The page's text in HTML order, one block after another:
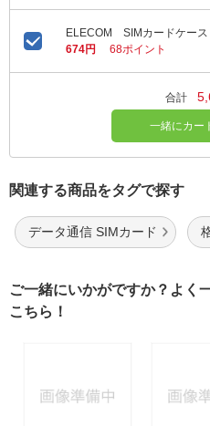
ELECOM SIMカードケー
674円
68ポイント
合計
一緒にカー
関連する商品をタグで探す
データ通信 SIMカード
ご一緒にいかがですか？よく
こちら！